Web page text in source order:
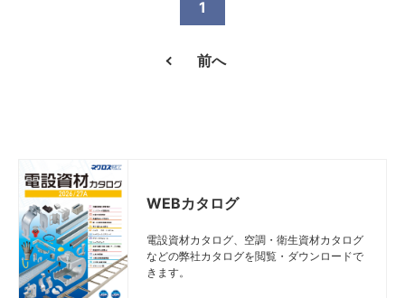
1
前へ
WEBカタログ
電設資材カタログ、空調・衛生資材カタログ
などの弊社カタログを閲覧・ダウンロードで
きます。